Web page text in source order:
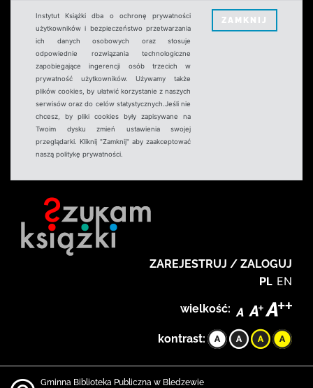
Instytut Książki dba o ochronę prywatności
użytkowników i bezpieczeństwo przetwarzania
ich danych osobowych oraz stosuje
odpowiednie rozwiązania technologiczne
zapobiegające ingerencji osób trzecich w
prywatność użytkowników. Używamy także
plików cookies, by ułatwić korzystanie z naszych
serwisów oraz do celów statystycznych.Jeśli nie
chcesz, by pliki cookies były zapisywane na
Twoim dysku zmień ustawienia swojej
przeglądarki. Kliknij "Zamknij" aby zaakceptować
naszą politykę prywatności.
ZAMKNIJ
ZAREJESTRUJ / ZALOGUJ
PL EN
wielkość:
kontrast:
Gminna Biblioteka Publiczna w Bledzewie